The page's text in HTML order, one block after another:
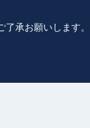
承お願いします。